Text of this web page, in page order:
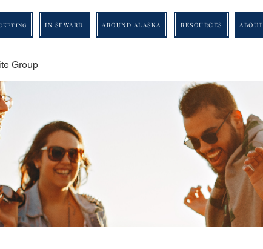
IN SEWARD AROUND ALASKA RESOURCES ABOUT
Group